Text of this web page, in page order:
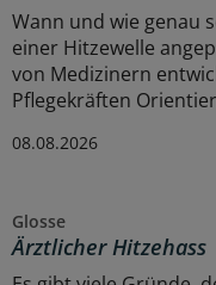
Wann und wie genau
einer Hitzewelle
von Medizinern
Pflegekräften
08.08.2026
Glosse
Ärztlicher Hitzehass